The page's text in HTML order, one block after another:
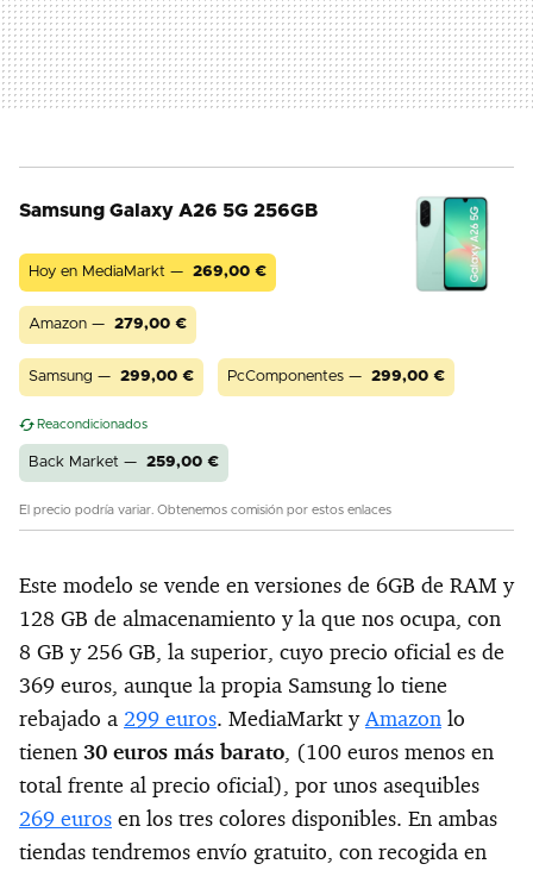
Samsung Galaxy A26 5G 256GB
Hoy en MediaMarkt — 269,00 €
Amazon — 279,00 €
Samsung — 299,00 € PcComponentes — 299,00 €
Reacondicionados
Back Market — 259,00 €
El precio podría variar. Obtenemos comisión por estos enlaces
Este modelo se vende en versiones de 6GB de RAM y
128 GB de almacenamiento y la que nos ocupa, con
8 GB y 256 GB, la superior, cuyo precio oficial es de
369 euros, aunque la propia Samsung lo tiene
rebajado a 299 euros. MediaMarkt yAmazon lo
tienen 30 euros más barato, (100 euros menos en
total frente al precio oficial), por unos asequibles
269 euros en los tres colores disponibles. En ambas
tiendas tendremos envío gratuito, con recogida en